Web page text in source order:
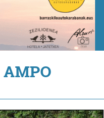
AMPO